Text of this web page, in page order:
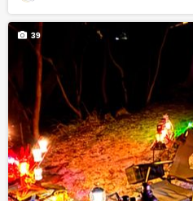
39